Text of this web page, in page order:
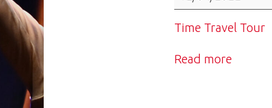
Tour
Time Travel Tour
Read more